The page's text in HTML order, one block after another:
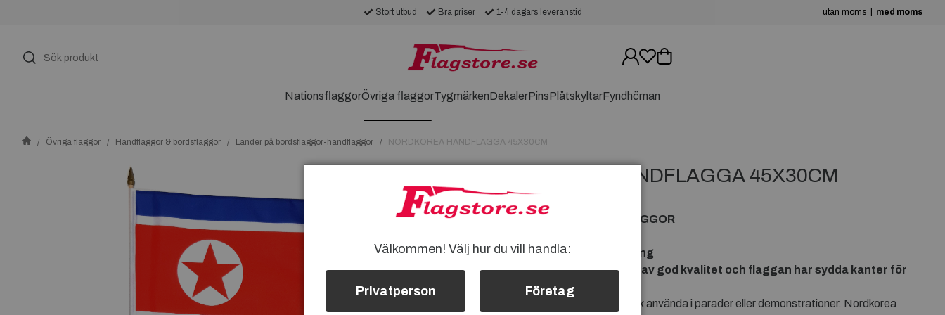
utan moms med moms
Stort utbud Bra priser 1-4 dagars leveranstid
NationsflaggorÖvriga flaggorTygmärkenDekalerPinsPlåtskyltarFyndhörnan
Övriga flaggor Handflaggor & bordsflaggor Länder på bordsflaggor-handflaggor NORDKOREA HANDFLAGGA 45X30CM
NORDKOREA HANDFLAGGA 45X30CM
NORDKOREA HANDFLAGGA
FINA NORDKOREA HANDFLAGGOR
Träpinnen: Totalt Ca 62cm lång
Flaggväven är i polyestertyg av god kvalitet och flaggan har sydda kanter för
extra hållbarhet
Nordkorea handflagga kan du tex använda i parader eller demonstrationer. Nordkorea
Välkommen! Välj hur du vill handla:
Privatperson Företag